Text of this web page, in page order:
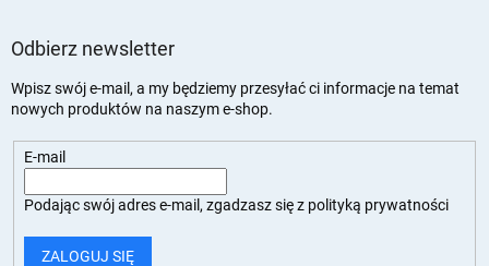
Odbierz newsletter
Wpisz swój e-mail, a my będziemy przesyłać ci informacje na temat
nowych produktów na naszym e-shop.
E-mail
Podając swój adres e-mail, zgadzasz się z polityką prywatności
ZALOGUJ SIĘ